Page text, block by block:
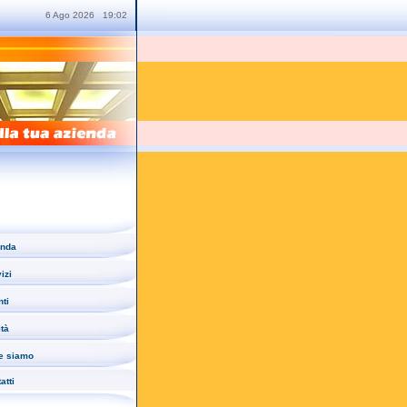
6 Ago 2026 19:02
siamo